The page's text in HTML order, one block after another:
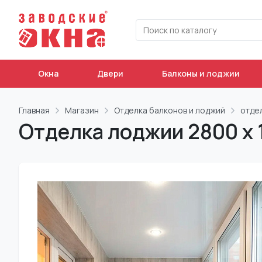
Окна Двери Балконы и лоджии
Главная Магазин Отделка балконов и лоджий
Отделка лоджии 2800 х